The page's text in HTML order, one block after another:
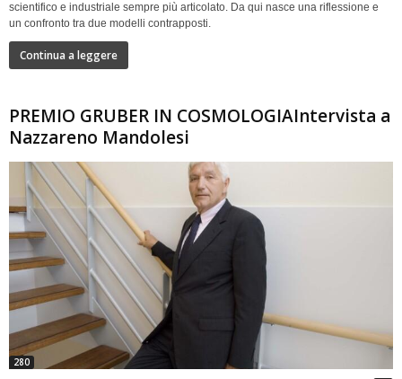
scientifico e industriale sempre più articolato. Da qui nasce una riflessione e
un confronto tra due modelli contrapposti.
Continua a leggere
PREMIO GRUBER IN COSMOLOGIAIntervista a
Nazzareno Mandolesi
280